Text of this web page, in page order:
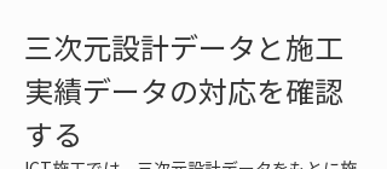
三次元設計データと施工
実績データの対応を確認
する